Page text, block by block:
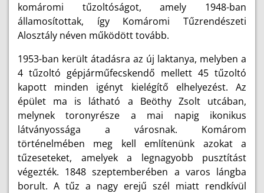
komáromi tűzoltóságot, amely 1948-ban
államosítottak, így Komáromi Tűzrendészeti
Alosztály néven működött tovább.
1953-ban került átadásra az új laktanya, melyben a
4 tűzoltó gépjárműfecskendő mellett 45 tűzoltó
kapott minden igényt kielégítő elhelyezést. Az
épület ma is látható a Beöthy Zsolt utcában,
melynek toronyrésze a mai napig ikonikus
látványossága a városnak. Komárom
történelmében meg kell említenünk azokat a
tűzeseteket, amelyek a legnagyobb pusztítást
végezték. 1848 szeptemberében a varos lángba
borult. A tűz a nagy erejű szél miatt rendkívül